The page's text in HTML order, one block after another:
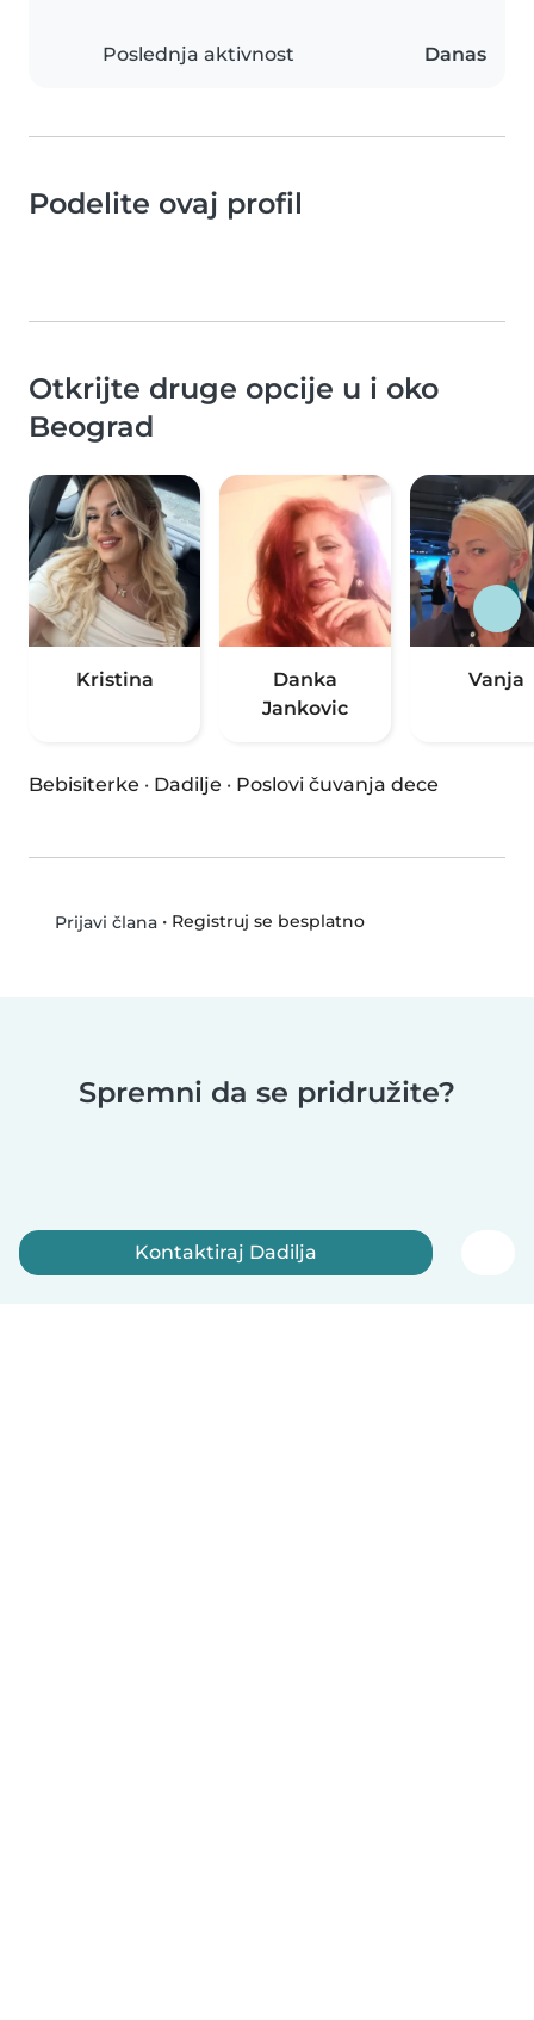
Poslednja aktivnost Danas
Podelite ovaj profil
Otkrijte druge opcije u i oko
Beograd
Kristina
Danka
Jankovic
Vanja
Bebisiterke · Dadilje · Poslovi čuvanja dece
Prijavi člana• Registruj se besplatno
Spremni da se pridružite?
Kontaktiraj Dadilja